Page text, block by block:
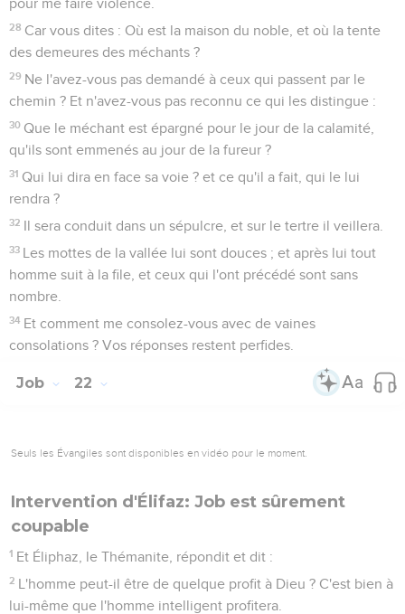
pour me faire violence.
28 Car vous dites : Où est la maison du noble, et où la tente
des demeures des méchants ?
29 Ne l'avez-vous pas demandé à ceux qui passent par le
chemin ? Et n'avez-vous pas reconnu ce qui les distingue :
30 Que le méchant est épargné pour le jour de la calamité,
qu'ils sont emmenés au jour de la fureur ?
31 Qui lui dira en face sa voie ? et ce qu'il a fait, qui le lui
rendra ?
32 Il sera conduit dans un sépulcre, et sur le tertre il veillera.
33 Les mottes de la vallée lui sont douces ; et après lui tout
homme suit à la file, et ceux qui l'ont précédé sont sans
nombre.
34 Et comment me consolez-vous avec de vaines
consolations ? Vos réponses restent perfides.
Job 22
Seuls les Évangiles sont disponibles en vidéo pour le moment.
Intervention d'Élifaz: Job est sûrement
coupable
1 Et Éliphaz, le Thémanite, répondit et dit :
2 L'homme peut-il être de quelque profit à Dieu ? C'est bien à
lui-même que l'homme intelligent profitera.